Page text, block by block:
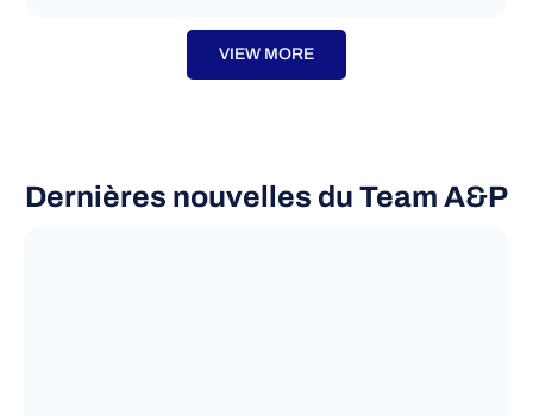
VIEW MORE
Dernières nouvelles du Team A&P